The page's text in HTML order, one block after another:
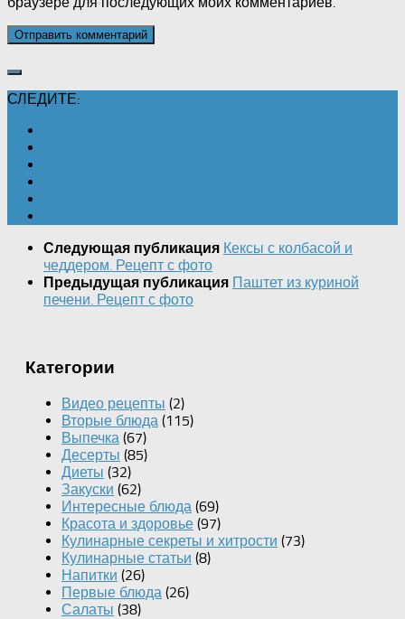
СЛЕДИТЕ:
Следующая публикация Кексы с колбасой и
чеддером. Рецепт с фото
Предыдущая публикация Паштет из куриной
печени. Рецепт с фото
Категории
Видео рецепты (2)
Вторые блюда (115)
Выпечка (67)
Десерты (85)
Диеты (32)
Закуски (62)
Интересные блюда (69)
Красота и здоровье (97)
Кулинарные секреты и хитрости (73)
Кулинарные статьи (8)
Напитки (26)
Первые блюда (26)
Салаты (38)